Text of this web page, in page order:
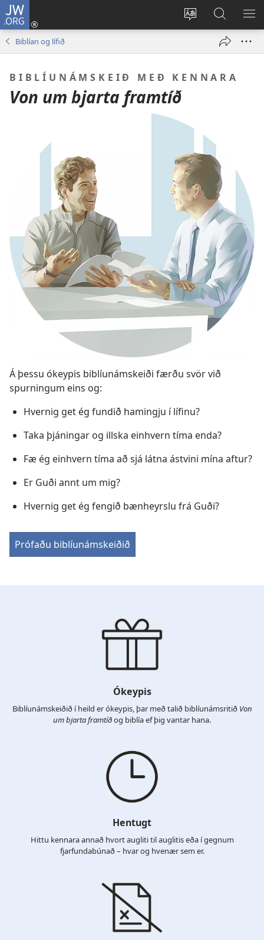
JW.ORG
Tungumál
Innskrá
(opnast
Leit
á
JW.ORG
Biblían og lífið
BIBLÍUNÁMSKEIÐ MEÐ KENNARA
Von um bjarta framtíð
Á þessu ókeypis biblíunámskeiði færðu svör við
spurningum eins og:
Hvernig get ég fundið hamingju í lífinu?
Taka þjáningar og illska einhvern tíma enda?
Fæ ég einhvern tíma að sjá látna ástvini mína aftur?
Er Guði annt um mig?
Hvernig get ég fengið bænheyrslu frá Guði?
Prófaðu biblíunámskeiðið
Ókeypis
Biblíunámskeiðið í heild er ókeypis, þar með talið biblíunámsritið Von
um bjarta framtíðog biblía ef þig vantar hana.
Hentugt
Hittu kennara annað hvort augliti til auglitis eða í gegnum
fjarfundabúnað – hvar og hvenær sem er.